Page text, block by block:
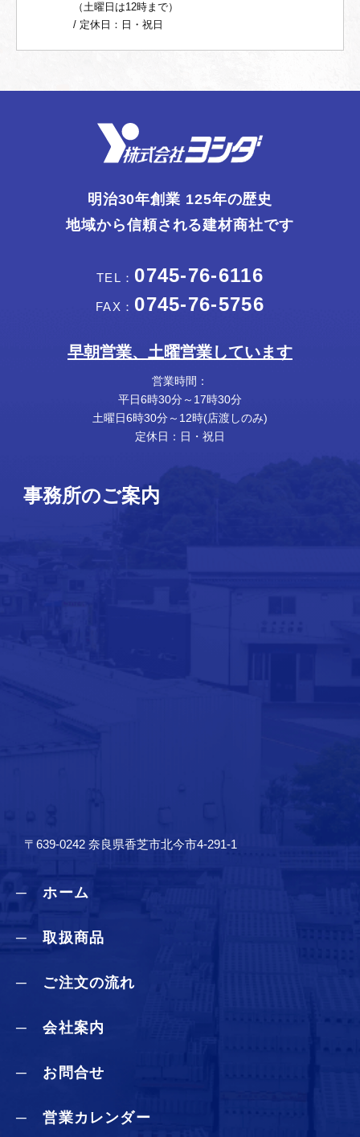
（土曜日は12時まで）
/ 定休日：日・祝日
明治30年創業 125年の歴史
地域から信頼される建材商社です
TEL： 0745-76-6116
FAX： 0745-76-5756
早朝営業、土曜営業しています
営業時間：
平日6時30分～17時30分
土曜日6時30分～12時(店渡しのみ)
定休日：日・祝日
事務所のご案内
〒639-0242 奈良県香芝市北今市4-291-1
─ ホーム
─ 取扱商品
─ ご注文の流れ
─ 会社案内
─ お問合せ
─ 営業カレンダー